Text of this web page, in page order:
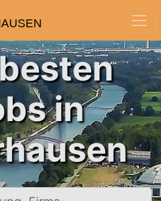
in